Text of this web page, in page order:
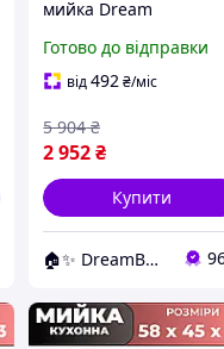
мийка Dream
змішувачем 56 NESP з
неіржавкої сталі
Готово до відправки
від492₴/міс
2 952₴
5 904 ₴
Купити
🏠✨ DreamBuy ✨🏠